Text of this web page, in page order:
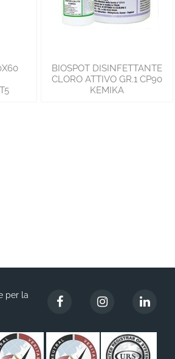
BIOSPOT DISINFETTANTE
CLORO ATTIVO GR.1 CP90
KEMIKA
per la